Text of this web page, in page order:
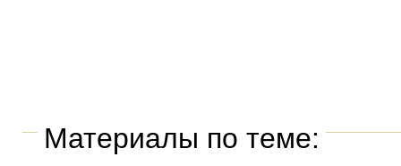
Материалы по теме: